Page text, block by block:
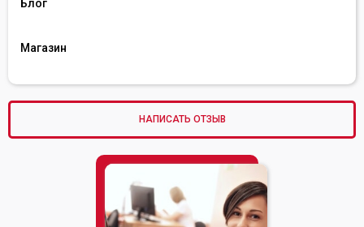
Блог
Магазин
НАПИСАТЬ ОТЗЫВ